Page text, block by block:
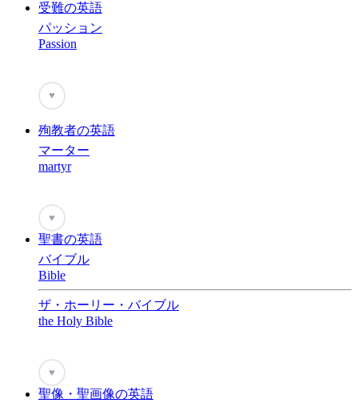
受難の英語
パッション
Passion
♥
殉教者の英語
マーター
martyr
♥
聖書の英語
バイブル
Bible
ザ・ホーリー・バイブル
the Holy Bible
♥
聖像・聖画像の英語